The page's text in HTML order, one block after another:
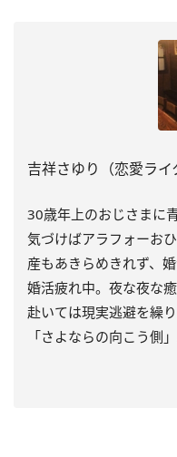
吉祥さゆり（恋愛ライ
30歳年上のおじさまに
気づけばアラフォーお
産もあきらめきれず、
婚活疲れ中。夜な夜な
赴いては現実逃避を繰
「さよならの向こう側」